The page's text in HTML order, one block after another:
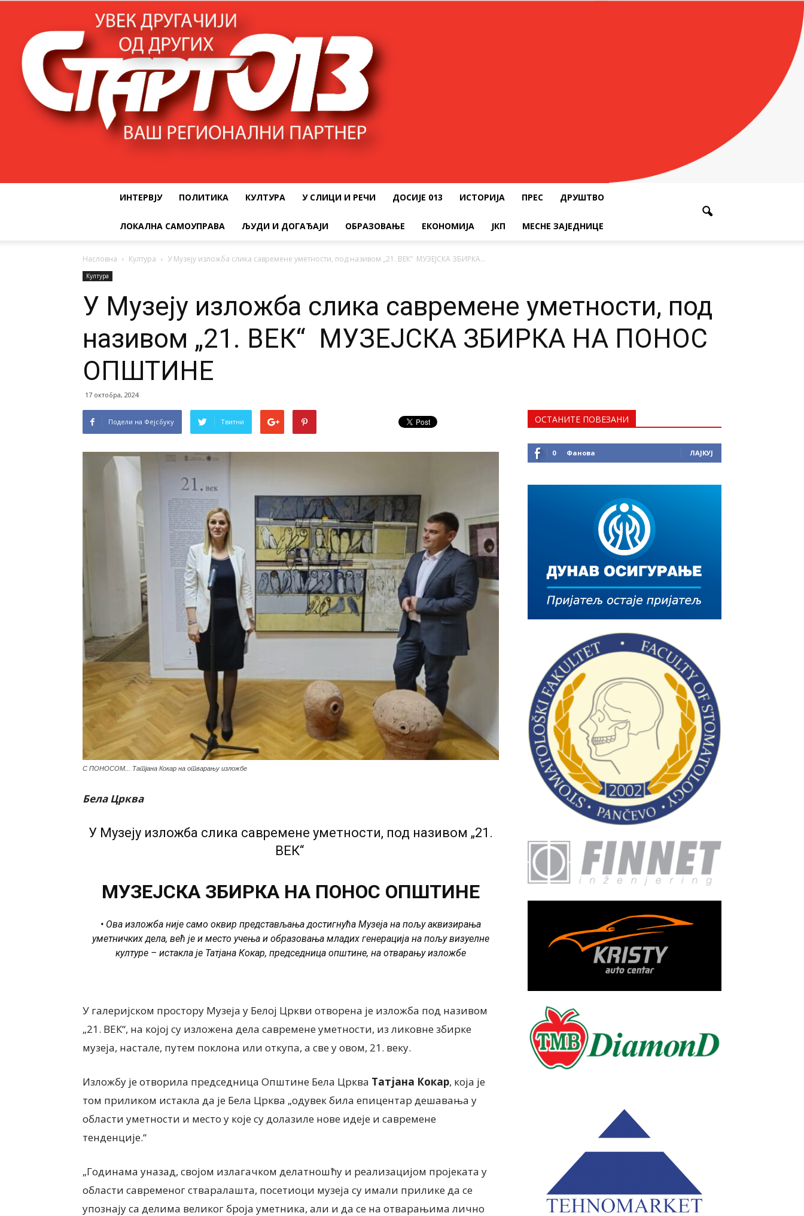
ИНТЕРВЈУ ПОЛИТИКА КУЛТУРА У СЛИЦИ И РЕЧИ ДОСИЈЕ 013 ИСТОРИЈА ПРЕС ДРУШТВО
ЛОКАЛНА САМОУПРАВА ЉУДИ И ДОГАЂАЈИ ОБРАЗОВАЊЕ ЕКОНОМИЈА ЈКП МЕСНЕ ЗАЈЕДНИЦЕ
Насловна Култура У Музеју изложба слика савремене уметности, под називом „21. ВЕК“ МУЗЕЈСКА ЗБИРКА...
Култура
У Музеју изложба слика савремене уметности, под
називом „21. ВЕК“ МУЗЕЈСКА ЗБИРКА НА ПОНОС
ОПШТИНЕ
17 октобра, 2024
Подели на Фејсбуку Твитни
С ПОНОСОМ... Татјана Кокар на отварању изложбе
Бела Црква
У Музеју изложба слика савремене уметности, под називом „21.
ВЕК“
МУЗЕЈСКА ЗБИРКА НА ПОНОС ОПШТИНЕ
• Ова изложба није само оквир представљања достигнућа Музеја на пољу аквизирања
уметничких дела, већ је и место учења и образовања младих генерација на пољу визуелне
културе – истакла је Татјана Кокар, председница општине, на отварању изложбе
У галеријском простору Музеја у Белој Цркви отворена је изложба под називом
„21. ВЕК“, на којој су изложена дела савремене уметности, из ликовне збирке
музеја, настале, путем поклона или откупа, а све у овом, 21. веку.
Изложбу је отворила председница Општине Бела Црква Татјана Кокар, која је
том приликом истакла да је Бела Црква „одувек била епицентар дешавања у
области уметности и место у које судолазиле нове идеје и савремене
тенденције.“
„Годинама уназад, својом излагачком делатношћу и реализацијом пројеката у
области савременог стваралашта, посетиоци музеја су имали прилике да се
упознају са делима великог броја уметника, али и да се на отварањима лично
ОСТАНИТЕ ПОВЕЗАНИ
0 Фанова ЛАЈКУЈ